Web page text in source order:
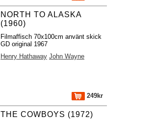
NORTH TO ALASKA
(1960)
Filmaffisch 70x100cm använt skick
GD original 1967
Henry Hathaway John Wayne
249kr
THE COWBOYS (1972)